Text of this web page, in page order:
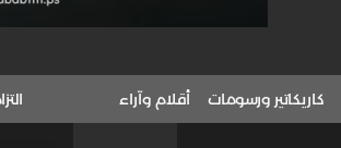
كاريكاتير ورسومات أقلام وآراء